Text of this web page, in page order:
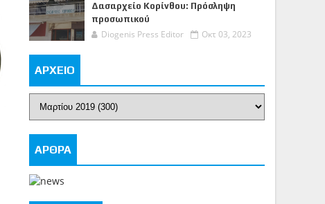
Δασαρχείο Κορίνθου: Πρόσληψη
προσωπικού
Diogenis Press Editor Οκτ 03, 2023
ΑΡΧΕΙΟ
ΑΡΘΡΑ